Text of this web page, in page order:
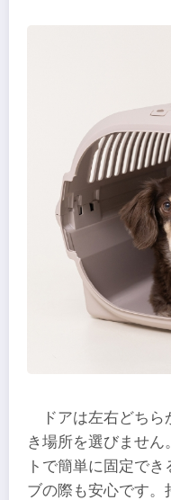
ドアは左右どち
き場所を選びませ
トで簡単に固定で
ブの際も安心です。